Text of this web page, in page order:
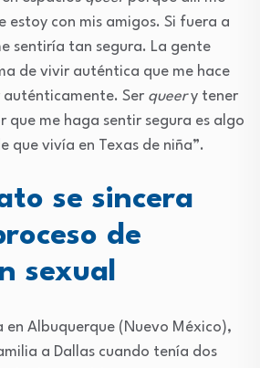
estoy con mis amigos. Si fuera a
sentiría tan segura. La gente
de vivir auténtica que me hace
Ser queery tener
que me haga sentir segura es algo
que vivía en Texas de niña”.
se sincera
de
sexual
en Albuquerque (Nuevo México),
a Dallas cuando tenía dos